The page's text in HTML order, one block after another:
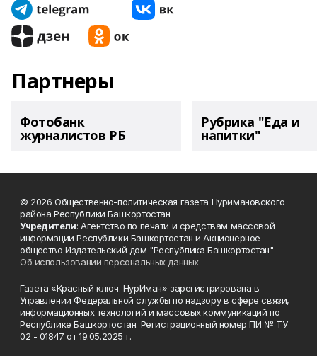
Партнеры
Фотобанк
журналистов РБ
Рубрика "Еда и
напитки"
© 2026 Общественно-политическая газета Нуримановского
района Республики Башкортостан
Учредители: Агентство по печати и средствам массовой
информации Республики Башкортостан и Акционерное
общество Издательский дом "Республика Башкортостан"
Об использовании персональных данных
Газета «Красный ключ. НурИман» зарегистрирована в
Управлении Федеральной службы по надзору в сфере связи,
информационных технологий и массовых коммуникаций по
Республике Башкортостан. Регистрационный номер ПИ № ТУ
02 - 01847 от 19.05.2025 г.